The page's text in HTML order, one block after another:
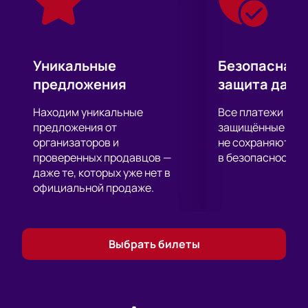
поступиться, чтобы выйти из ситуации красиво.
Юмор, живое общение с залом, стендап, душевная
праздничного вечера?
Спешите купить билеты на концерт Нурлана
Сабурова в Сочи. До мероприятия остались
считанные дни, и у нас в наличии есть свободные
билеты, но их число тает с каждым часом!
Уникальные
предложения
Находим уникальные
предложения от
организаторов и
проверенных продавцов —
даже те, которых уже нет в
официальной продаже.
Безопасная
защита
Все платежи
защищённые
не сохраняются
в безопасности.
Выбрать билеты